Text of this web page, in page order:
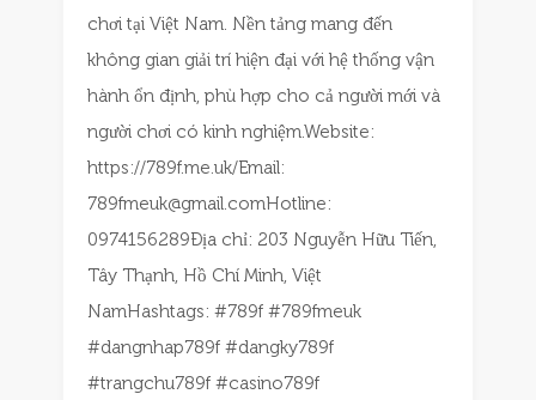
chơi tại Việt Nam. Nền tảng mang đến
không gian giải trí hiện đại với hệ thống vận
hành ổn định, phù hợp cho cả người mới và
người chơi có kinh nghiệm.Website:
https://789f.me.uk/Email:
789fmeuk@gmail.comHotline:
0974156289Địa chỉ: 203 Nguyễn Hữu Tiến,
Tây Thạnh, Hồ Chí Minh, Việt
NamHashtags: #789f #789fmeuk
#dangnhap789f #dangky789f
#trangchu789f #casino789f